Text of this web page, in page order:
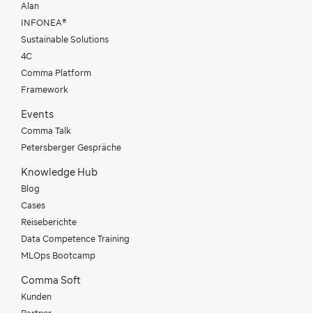
Alan
INFONEA®
Sustainable Solutions
4C
Comma Platform
Framework
Events
Comma Talk
Petersberger Gespräche
Knowledge Hub
Blog
Cases
Reiseberichte
Data Competence Training
MLOps Bootcamp
Comma Soft
Kunden